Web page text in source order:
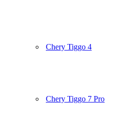
Chery Tiggo 4
Chery Tiggo 7 Pro